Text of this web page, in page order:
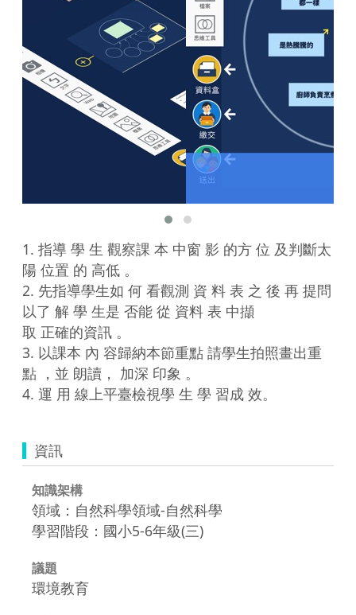
1. 指導 學 生 觀察課 本 中窗 影 的方 位 及判斷太
陽 位置 的 高低 。
2. 先指導學生如 何 看觀測 資 料 表 之 後 再 提問
以了 解 學 生是 否能 從 資料 表 中擷
取 正確的資訊 。
3. 以課本 內 容歸納本節重點 請學生拍照畫出重
點 ，並 朗讀， 加深 印象 。
4. 運 用 線上平臺檢視學 生 學 習成 效。
資訊
知識架構
領域：自然科學領域-自然科學
學習階段：國小5-6年級(三)
議題
環境教育